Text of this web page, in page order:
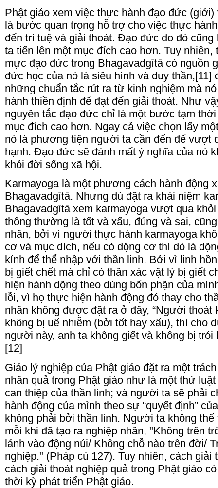
Phật giáo xem việc thực hành đạo đức
là bước quan trọng hỗ trợ cho việc thực
đến trí tuệ và giải thoát. Đạo đức do đó
ta tiến lên một mục đích cao hơn. Tuy nhiên,
mực đạo đức trong Bhagavadgītā có nguồn
đức học của nó là siêu hình và duy thần,[11]
những chuẩn tắc rút ra từ kinh nghiệm mà
hành thiền định để đạt đến giải thoát. Như
nguyên tắc đạo đức chỉ là một bước tạm
mục đích cao hơn. Ngay cả việc chọn lấy
nó là phương tiện người ta cần đến để vượt
hạnh. Đạo đức sẽ đánh mất ý nghĩa của nó
khỏi đời sống xã hội.
Karmayoga là một phương cách hành động
Bhagavadgītā. Nhưng dù đặt ra khái niệm
Bhagavadgītā xem karmayoga vượt qua
thông thường là tốt và xấu, đúng và sai,
nhân, bởi vì người thực hành karmayoga
cơ và mục đích, nếu có động cơ thì đó là
kính để thể nhập với thần linh. Bởi vì linh
bị giết chết mà chỉ có thân xác vật lý bị giết
hiện hành động theo đúng bổn phận của
lỗi, vì họ thực hiện hành động đó thay cho
nhân không được đặt ra ở đây, “Người thoát
không bị uế nhiễm (bởi tốt hay xấu), thì cho
người này, anh ta không giết và không bị trói
[12]
Giáo lý nghiệp của Phật giáo đặt ra một
nhân quả trong Phật giáo như là một thứ
can thiệp của thần linh; và người ta sẽ phải
hành động của mình theo sự “quyết định”
không phải bởi thần linh. Người ta không thể
mỗi khi đã tạo ra nghiệp nhân, "Không trên
lánh vào động núi/ Không chỗ nào trên đời/
nghiệp." (Pháp cú 127). Tuy nhiên, cách giải
cách giải thoát nghiệp quả trong Phật giáo
thời kỳ phát triển Phật giáo.